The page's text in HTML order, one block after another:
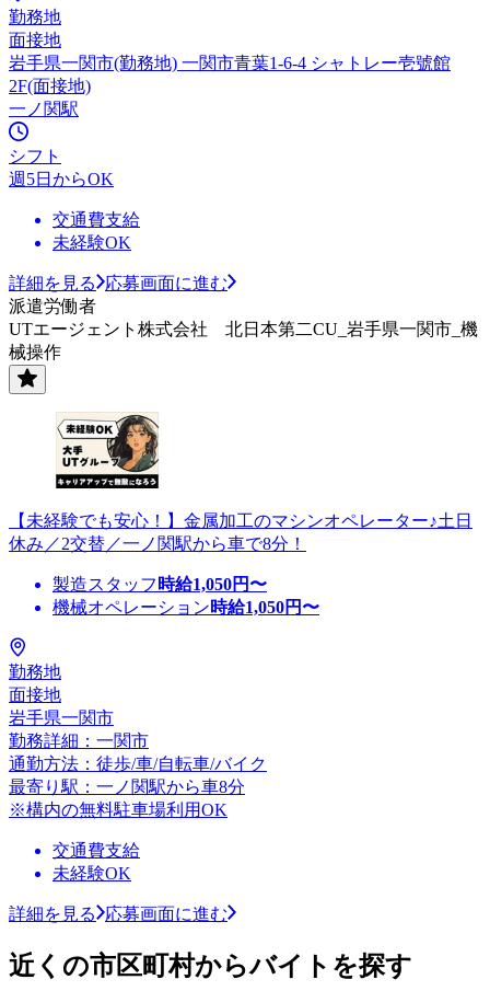
勤務地
面接地
岩手県一関市(勤務地) 一関市青葉1-6-4 シャトレー壱號館
2F(面接地)
一ノ関駅
シフト
週5日からOK
交通費支給
未経験OK
詳細を見る
応募画面に進む
派遣労働者
UTエージェント株式会社 北日本第二CU_岩手県一関市_機
械操作
【未経験でも安心！】金属加工のマシンオペレーター♪土日
休み／2交替／一ノ関駅から車で8分！
製造スタッフ 時給1,050円〜
機械オペレーション時給1,050円〜
勤務地
面接地
岩手県一関市
勤務詳細：一関市
通勤方法：徒歩/車/自転車/バイク
最寄り駅：一ノ関駅から車8分
※構内の無料駐車場利用OK
交通費支給
未経験OK
詳細を見る 応募画面に進む
近くの市区町村からバイトを探す